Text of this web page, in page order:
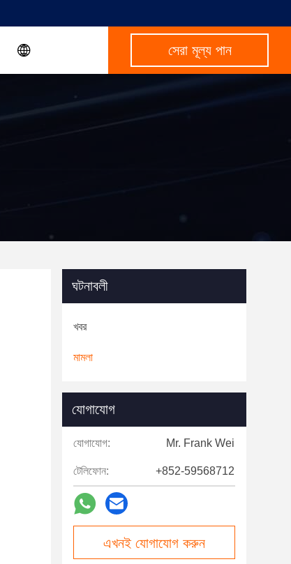
সেরা মূল্য পান
ঘটনাবলী
খবর
মামলা
যোগাযোগ
যোগাযোগ: Mr. Frank Wei
টেলিফোন: +852-59568712
এখনই যোগাযোগ করুন